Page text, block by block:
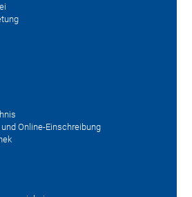
Online-Einschreibung